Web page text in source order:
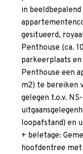
in
gesitueerd,
Penthouse (ca.
parkeerplaats
Penthouse een
m2) te bereiken
gelegen t.o.v.
loopafstand) en
+ beletage:
hoofdentree